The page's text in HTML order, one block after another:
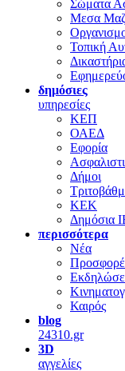
Σώματα
Μεσα
Τοπική
δημόσιες
υπηρεσίες
ΚΕΠ
ΟΑΕΔ
Εφορία
Δήμοι
ΚΕΚ
Δημόσια
περισσότερα
Νέα
Καιρός
blog
24310.gr
3D
αγγελίες